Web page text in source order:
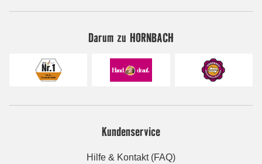
Darum zu HORNBACH
Kundenservice
Hilfe & Kontakt (FAQ)